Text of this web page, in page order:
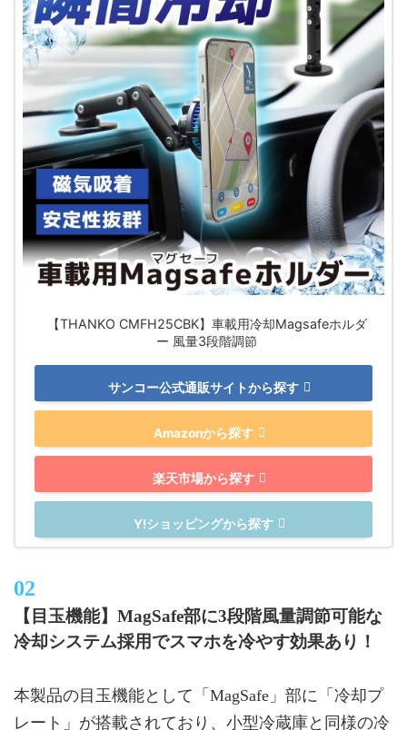
【THANKO CMFH25CBK】車載用冷却Magsafeホルダ
ー 風量3段階調節
サンコー公式通販サイトから探す
Amazonから探す
楽天市場から探す
Y!ショッピングから探す
【目玉機能】MagSafe部に3段階風量調節可能な
冷却システム採用でスマホを冷やす効果あり！
本製品の目玉機能として「MagSafe」部に「冷却プ
レート」が搭載されており、小型冷蔵庫と同様の冷